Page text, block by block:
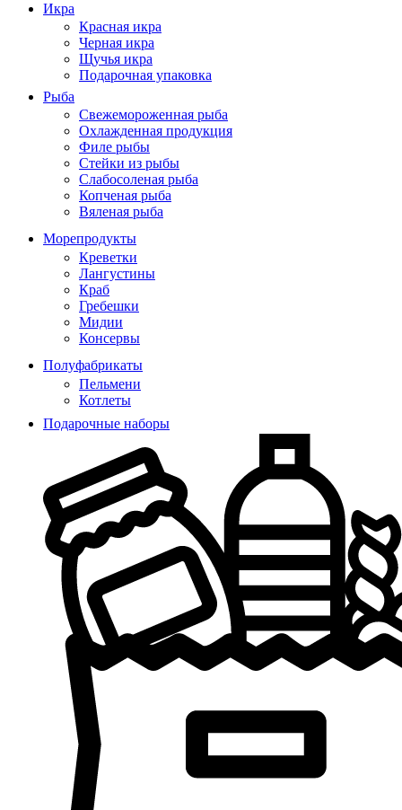
Икра
Красная икра
Черная икра
Щучья икра
Подарочная упаковка
Рыба
Свежемороженная рыба
Охлажденная продукция
Филе рыбы
Стейки из рыбы
Слабосоленая рыба
Копченая рыба
Вяленая рыба
Морепродукты
Креветки
Лангустины
Краб
Гребешки
Мидии
Консервы
Полуфабрикаты
Пельмени
Котлеты
Подарочные наборы